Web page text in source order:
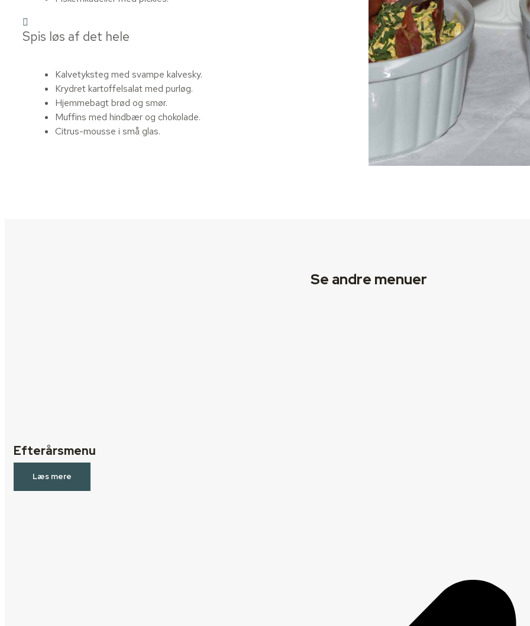
Spis løs af det hele
Kalvetyksteg med svampe kalvesky.
Krydret kartoffelsalat med purløg.
Hjemmebagt brød og smør.
Muffins med hindbær og chokolade.
Citrus-mousse i små glas.
Se andre menuer
Efterårsmenu
Læs mere